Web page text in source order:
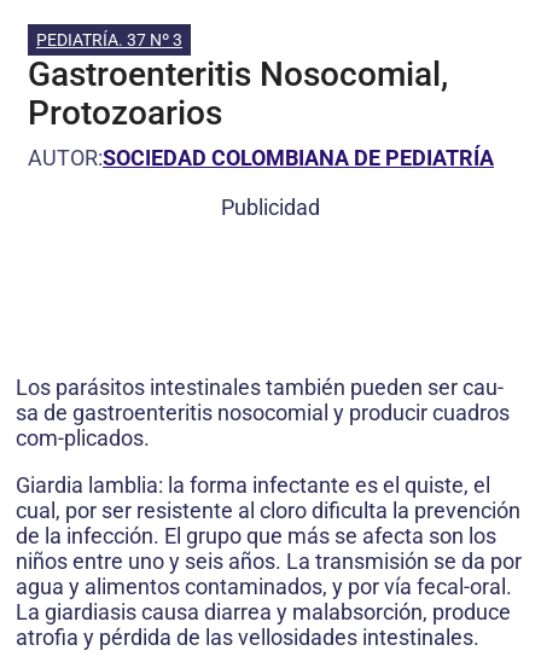
PEDIATRÍA. 37 Nº 3
Gastroenteritis Nosocomial,
Protozoarios
AUTOR:SOCIEDAD COLOMBIANA DE PEDIATRÍA
Publicidad
Los parásitos intestinales también pueden ser cau-
sa de gastroenteritis nosocomial y producir cuadros
com-plicados.
Giardia lamblia: la forma infectante es el quiste, el
cual, por ser resistente al cloro dificulta la prevención
de la infección. El grupo que más se afecta son los
niños entre uno y seis años. La transmisión se da por
agua y alimentos contaminados, y por vía fecal-oral.
La giardiasis causa diarrea y malabsorción, produce
atrofia y pérdida de las vellosidades intestinales.